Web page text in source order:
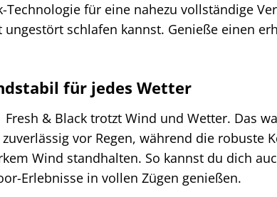
Technologie für eine nahezu vollständige
schlafen kannst. Genieße einen
für jedes Wetter
Fresh & Black trotzt Wind und Wetter. Das
vor Regen, während die robuste
Wind standhalten. So kannst du dich
Erlebnisse in vollen Zügen genießen.